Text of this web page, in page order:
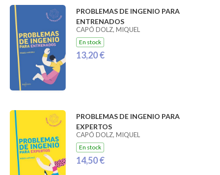
PROBLEMAS DE INGENIO PARA
ENTRENADOS
CAPÓ DOLZ, MIQUEL
En stock
13,20 €
PROBLEMAS DE INGENIO PARA
EXPERTOS
CAPÓ DOLZ, MIQUEL
En stock
14,50 €